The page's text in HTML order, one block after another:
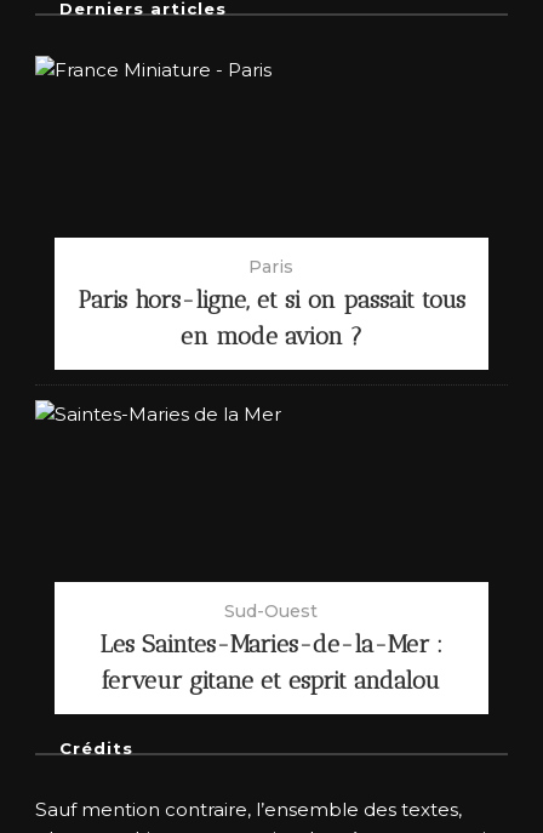
Derniers articles
Paris
Paris hors-ligne, et si on passait tous
en mode avion ?
Sud-Ouest
Les Saintes-Maries-de-la-Mer :
ferveur gitane et esprit andalou
Crédits
Sauf mention contraire, l’ensemble des textes,